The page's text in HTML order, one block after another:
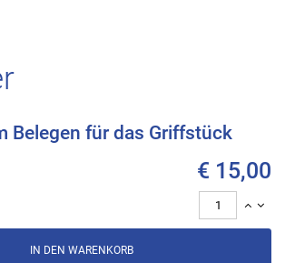
Belegen für das Griffstück
€ 15,00